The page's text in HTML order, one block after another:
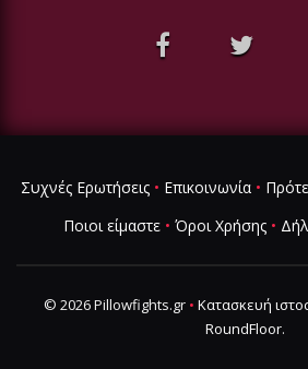
Συχνές Ερωτήσεις• Επικοινωνία•
Ποιοι είμαστε • Όροι Χρήσης •
© 2026 Pillowfights.gr • Κατασκευή
RoundFloor.